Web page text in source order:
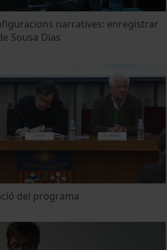
narratives: enregistrar
Sousa Dias
del programa